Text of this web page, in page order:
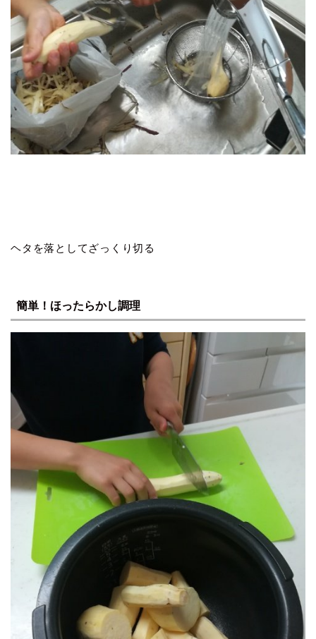
ヘタを落としてざっくり切る
簡単！ほったらかし調理